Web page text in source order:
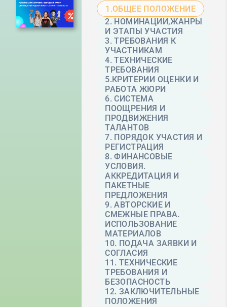
1.ОБЩЕЕ ПОЛОЖЕНИЕ
2. НОМИНАЦИИ,ЖАНРЫ
И ЭТАПЫ УЧАСТИЯ
3. ТРЕБОВАНИЯ К
УЧАСТНИКАМ
4. ТЕХНИЧЕСКИЕ
ТРЕБОВАНИЯ
5.КРИТЕРИИ ОЦЕНКИ И
РАБОТА ЖЮРИ
6. СИСТЕМА
ПООЩРЕНИЯ И
ПРОДВИЖЕНИЯ
ТАЛАНТОВ
7. ПОРЯДОК УЧАСТИЯ И
РЕГИСТРАЦИЯ
8. ФИНАНСОВЫЕ
УСЛОВИЯ.
АККРЕДИТАЦИЯ И
ПАКЕТНЫЕ
ПРЕДЛОЖЕНИЯ
9. АВТОРСКИЕ И
СМЕЖНЫЕ ПРАВА.
ИСПОЛЬЗОВАНИЕ
МАТЕРИАЛОВ
10. ПОДАЧА ЗАЯВКИ И
СОГЛАСИЯ
11. ТЕХНИЧЕСКИЕ
ТРЕБОВАНИЯ И
БЕЗОПАСНОСТЬ
12. ЗАКЛЮЧИТЕЛЬНЫЕ
ПОЛОЖЕНИЯ